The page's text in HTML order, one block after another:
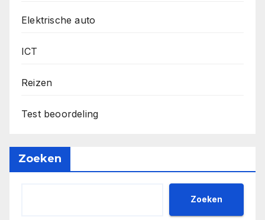
Elektrische auto
ICT
Reizen
Test beoordeling
Zoeken
Zoeken